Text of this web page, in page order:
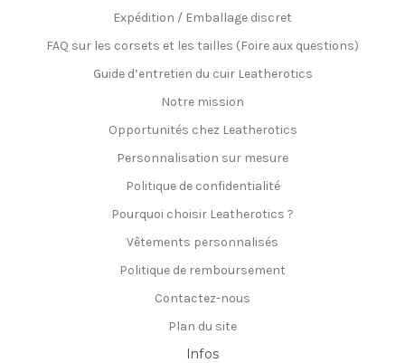
Expédition / Emballage discret
FAQ sur les corsets et les tailles (Foire aux questions)
Guide d’entretien du cuir Leatherotics
Notre mission
Opportunités chez Leatherotics
Personnalisation sur mesure
Politique de confidentialité
Pourquoi choisir Leatherotics ?
Vêtements personnalisés
Politique de remboursement
Contactez-nous
Plan du site
Infos